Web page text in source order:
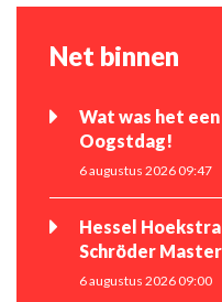
Net binnen
Wat was het
Oogstdag!
6 augustus 2026 09:47
Hessel
Schröder
6 augustus 2026 09:00